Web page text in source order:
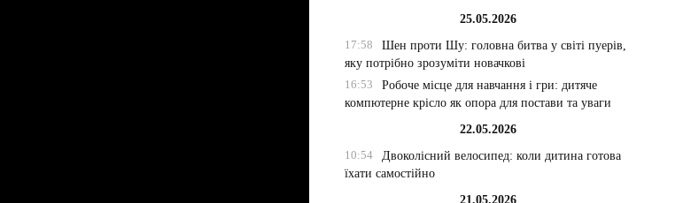
25.05.2026
17:58
Шен проти Шу: головна битва у світі пуерів,
яку потрібно зрозуміти новачкові
16:53
Робоче місце для навчання і гри: дитяче
компютерне крісло як опора для постави та уваги
22.05.2026
10:54
Двоколісний велосипед: коли дитина готова
їхати самостійно
21.05.2026